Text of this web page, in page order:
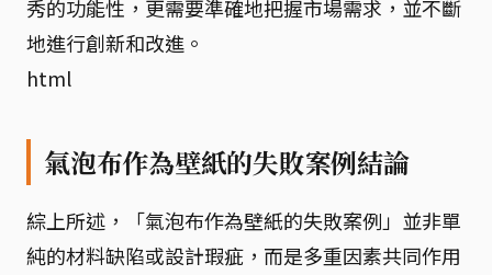
秀的功能性，更需要準確地把握市場需求，並不斷
地進行創新和改進。
html
氣泡布作為壁紙的失敗案例結論
綜上所述，「氣泡布作為壁紙的失敗案例」並非單
純的材料缺陷或設計瑕疵，而是多重因素共同作用